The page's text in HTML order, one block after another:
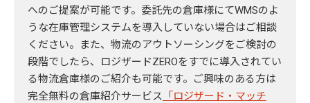
へのご提案が可能です。委託先の倉庫様にてWMSのよ
うな在庫管理システムを導入していない場合はご相談
ください。また、物流のアウトソーシングをご検討の
段階でしたら、ロジザードZEROをすでに導入されてい
る物流倉庫様のご紹介も可能です。ご興味のある方は
完全無料の倉庫紹介サービス 「ロジザード・マッチ